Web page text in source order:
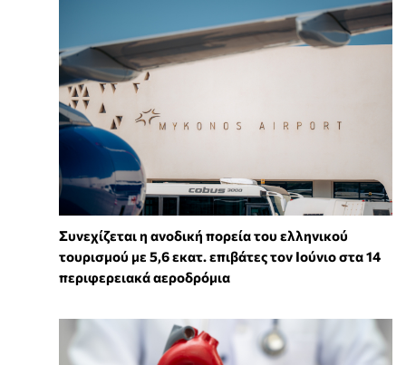
Συνεχίζεται η ανοδική πορεία του ελληνικού
τουρισμού με 5,6 εκατ. επιβάτες τον Ιούνιο στα 14
περιφερειακά αεροδρόμια